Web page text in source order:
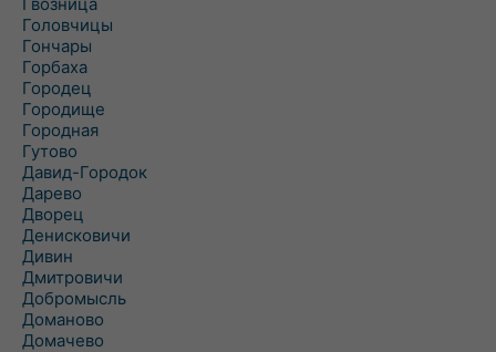
Головчицы
Гончары
Горбаха
Городец
Городище
Городная
Гутово
Давид-Городок
Дарево
Дворец
Денисковичи
Дивин
Дмитровичи
Добромысль
Доманово
Домачево